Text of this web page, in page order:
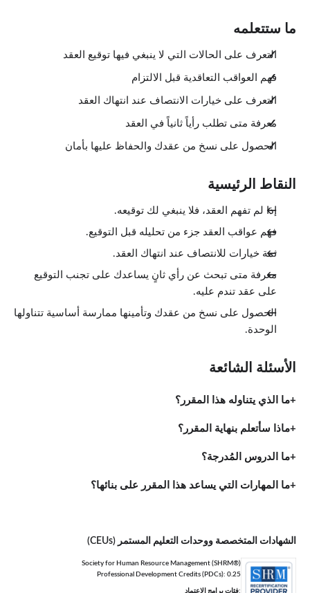
ما ستتعلمه
التعرف على الحالات التي لا ينبغي فيها توقيع العقد
فهم العواقب التعاقدية قبل الالتزام
التعرف على خيارات الانتصاف عند انتهاك العقد
معرفة متى تطلب رأياً ثانياً في العقد
الحصول على نسخ من عقدك والحفاظ عليها بأمان
النقاط الرئيسية
إذا لم تفهم العقد، فلا ينبغي لك توقيعه.
فهم عواقب العقد جزء من تحليله قبل التوقيع.
ثمة خيارات للانتصاف عند انتهاك العقد.
معرفة متى تبحث عن رأي ثانٍ يساعدك على تجنب التوقيع
على عقد تندم عليه.
الحصول على نسخ من عقدك وتأمينها ممارسة أساسية تتناولها
الوحدة.
الأسئلة الشائعة
ما الذي يتناوله هذا المقرر؟
ماذا سأتعلم بنهاية المقرر؟
ما الدروس المُدرجة؟
ما المهارات التي يساعد هذا المقرر على بنائها؟
الشهادات المتخصصة ووحدات التعليم المستمر (CEUs)
Society for Human Resource Management (SHRM®)
Professional Development Credits (PDCs): 0.25
:فئات برامج الاعتماد